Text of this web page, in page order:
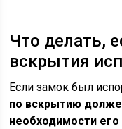
Что делать,
вскрытия
Если замок был
по вскрытию
необходимости